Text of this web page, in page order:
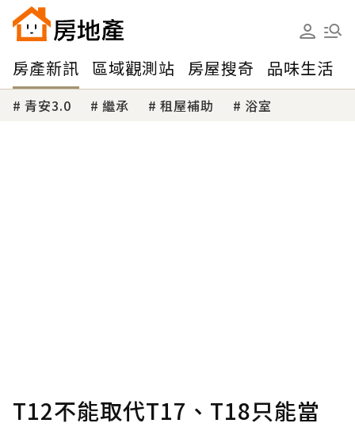
房產新訊 區域觀測站 房屋搜奇 品味生活
青安3.0 繼承 租屋補助 浴室
T12不能取代T17、T18只能當